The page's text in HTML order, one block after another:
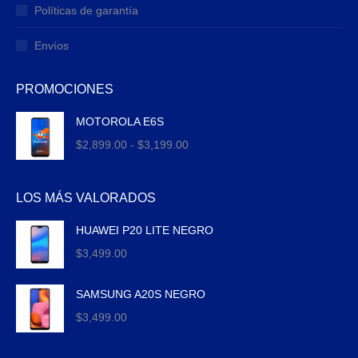
Políticas de garantía
Envíos
PROMOCIONES
MOTOROLA E6S
$2,899.00 - $3,199.00Rango
LOS MÁS VALORADOS
HUAWEI P20 LITE NEGRO
$3,499.00
SAMSUNG A20S NEGRO
$3,499.00